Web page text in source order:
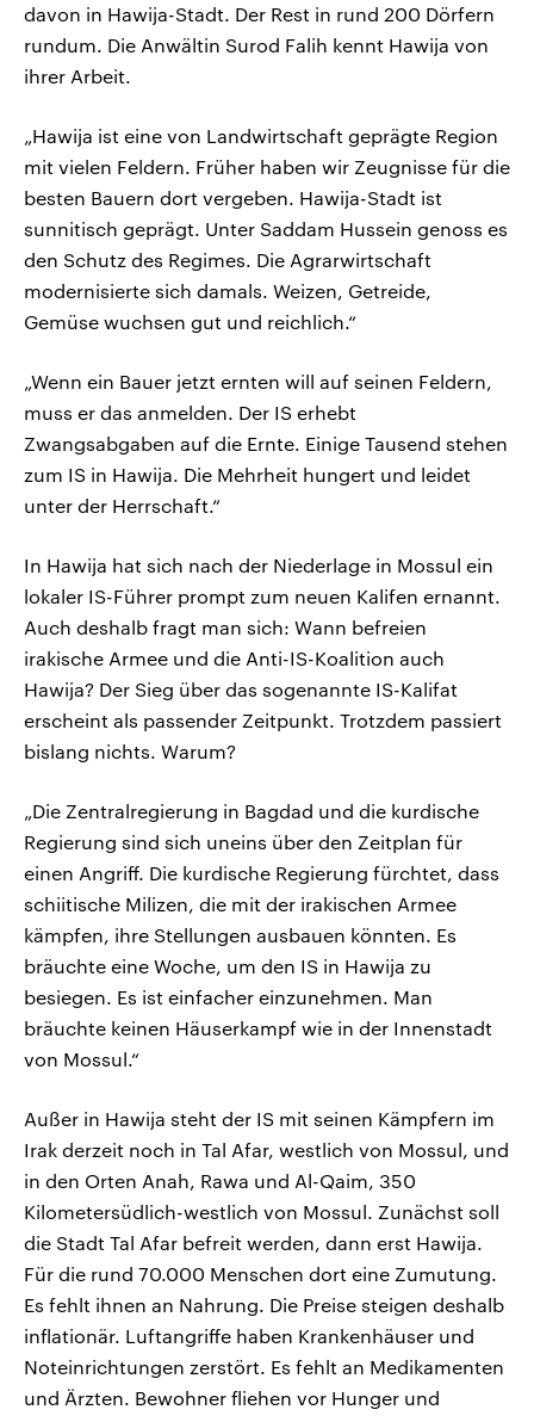
davon in Hawija-Stadt. Der Rest in rund 200 Dörfern
rundum. Die Anwältin Surod Falih kennt Hawija von
ihrer Arbeit.
„Hawija ist eine von Landwirtschaft geprägte Region
mit vielen Feldern. Früher haben wir Zeugnisse für die
besten Bauern dort vergeben. Hawija-Stadt ist
sunnitisch geprägt. Unter Saddam Hussein genoss es
den Schutz des Regimes. Die Agrarwirtschaft
modernisierte sich damals. Weizen, Getreide,
Gemüse wuchsen gut und reichlich.“
„Wenn ein Bauer jetzt ernten will auf seinen Feldern,
muss er das anmelden. Der IS erhebt
Zwangsabgaben auf die Ernte. Einige Tausend stehen
zum IS in Hawija. Die Mehrheit hungert und leidet
unter der Herrschaft.“
In Hawija hat sich nach der Niederlage in Mossul ein
lokaler IS-Führer prompt zum neuen Kalifen ernannt.
Auch deshalb fragt man sich: Wann befreien
irakische Armee und die Anti-IS-Koalition auch
Hawija? Der Sieg über das sogenannte IS-Kalifat
erscheint als passender Zeitpunkt. Trotzdem passiert
bislang nichts. Warum?
„Die Zentralregierung in Bagdad und die kurdische
Regierung sind sich uneins über den Zeitplan für
einen Angriff. Die kurdische Regierung fürchtet, dass
schiitische Milizen, die mit der irakischen Armee
kämpfen, ihre Stellungen ausbauen könnten. Es
bräuchte eine Woche, um den IS in Hawija zu
besiegen. Es ist einfacher einzunehmen. Man
bräuchte keinen Häuserkampf wie in der Innenstadt
von Mossul.“
Außer in Hawija steht der IS mit seinen Kämpfern im
Irak derzeit noch in Tal Afar, westlich von Mossul, und
in den Orten Anah, Rawa und Al-Qaim, 350
Kilometersüdlich-westlich von Mossul. Zunächst soll
die Stadt Tal Afar befreit werden, dann erst Hawija.
Für die rund 70.000 Menschen dort eine Zumutung.
Es fehlt ihnen an Nahrung. Die Preise steigen deshalb
inflationär. Luftangriffe haben Krankenhäuser und
Noteinrichtungen zerstört. Es fehlt an Medikamenten
und Ärzten. Bewohner fliehen vor Hunger und